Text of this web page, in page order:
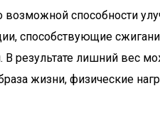
возможной способности
способствующие
лишний вес
жизни, физические